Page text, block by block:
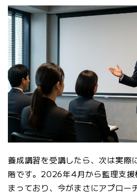
養成講習を受講したら、次は実際
階です。2026年4月から監理支援
まっており、今がまさにアプロー